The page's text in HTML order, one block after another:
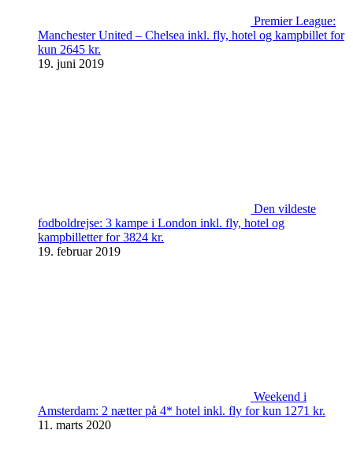
Premier League:
Manchester United – Chelsea inkl. fly, hotel og kampbillet for
kun 2645 kr.
19. juni 2019
Den vildeste
fodboldrejse: 3 kampe i London inkl. fly, hotel og
kampbilletter for 3824 kr.
19. februar 2019
Weekend i
Amsterdam: 2 nætter på 4* hotel inkl. fly for kun 1271 kr.
11. marts 2020